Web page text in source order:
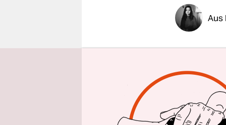
Aus
„Nein
rund
größten